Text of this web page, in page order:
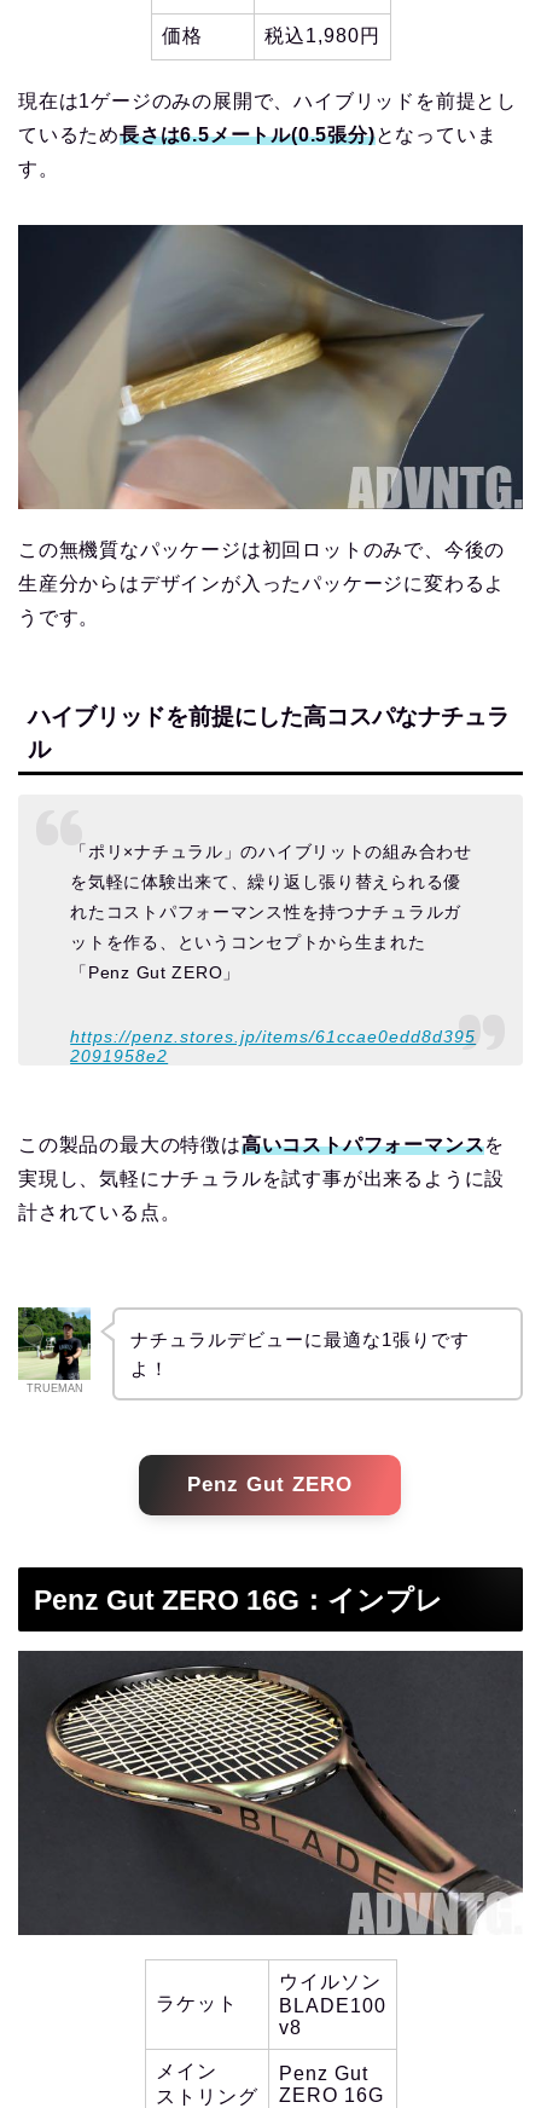
価格 税込1,980円
現在は1ゲージのみの展開で、ハイブリッドを前提とし
ているため長さは6.5メートル(0.5張分)となっていま
す。
この無機質なパッケージは初回ロットのみで、今後の
生産分からはデザインが入ったパッケージに変わるよ
うです。
ハイブリッドを前提にした高コスパなナチュラ
ル
「ポリ×ナチュラル」のハイブリットの組み合わせ
を気軽に体験出来て、繰り返し張り替えられる優
れたコストパフォーマンス性を持つナチュラルガ
ットを作る、というコンセプトから生まれた
「Penz Gut ZERO」
https://penz.stores.jp/items/61ccae0edd8d395
2091958e2
この製品の最大の特徴は高いコストパフォーマンスを
実現し、気軽にナチュラルを試す事が出来るように設
計されている点。
TRUEMAN
ナチュラルデビューに最適な1張りです
よ！
Penz Gut ZERO
Penz Gut ZERO 16G：インプレ
ラケット
ウイルソン
BLADE100
v8
メイン
ストリング
Penz Gut
ZERO 16G